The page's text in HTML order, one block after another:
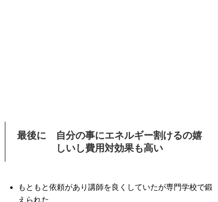
最後に 自分の事にエネルギー割けるの嬉
しいし費用対効果も高い
もともと依頼があり講師を良くしていたが専門学校で鍛
えられた